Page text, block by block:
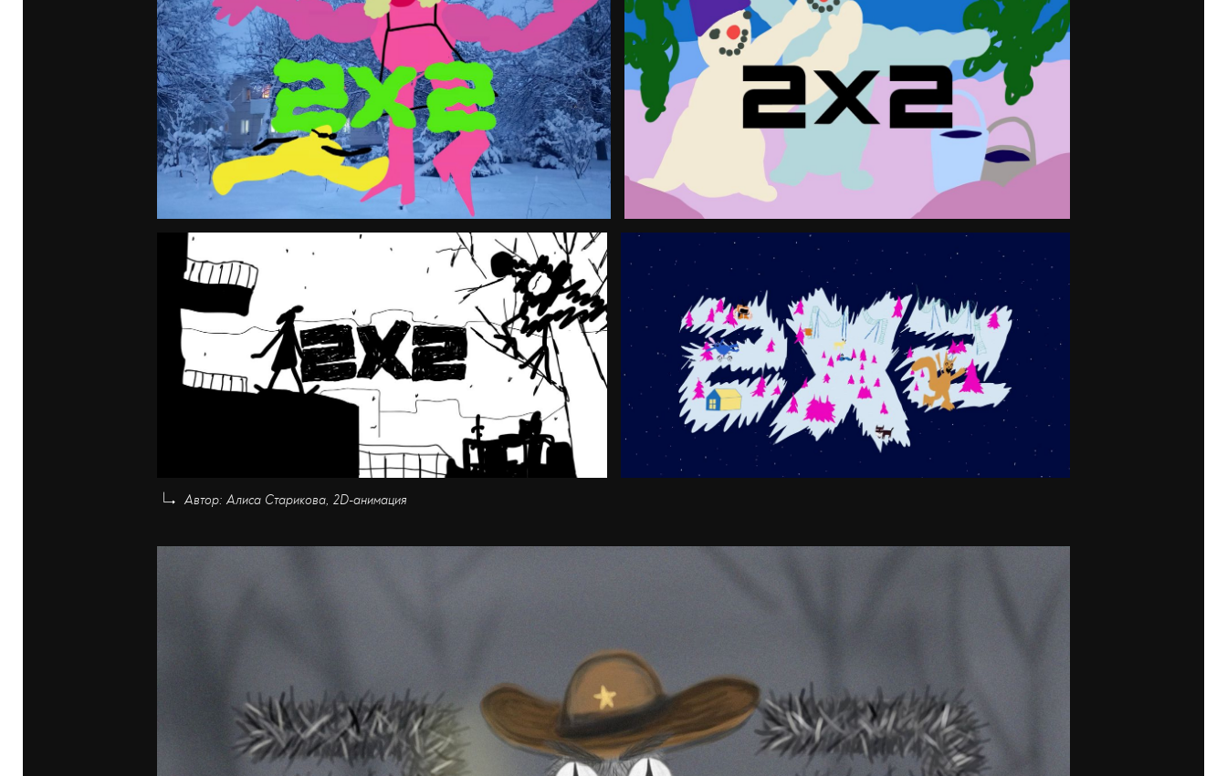
Автор: Алиса Старикова, 2D-анимация